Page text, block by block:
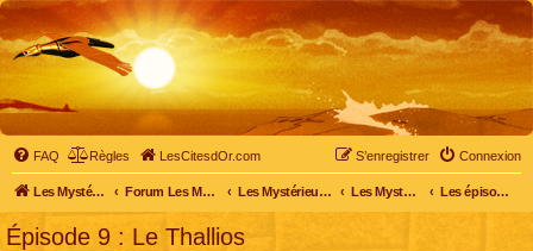
FAQ Règles LesCitesdOr.com Connexion
S’enregistrer
Les Mystérieuses Cités d'Or - LesCitesdOr.com Forum Les Mystérieuses Cités d'Or Les Mystérieuses Cités d'Or Les Mystérieuses Cités d'Or : saison 3 (2016) Les épisodes de la saison 3
Épisode 9 : Le Thallios